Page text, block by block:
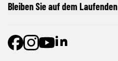
Bleiben Sie auf dem Laufenden